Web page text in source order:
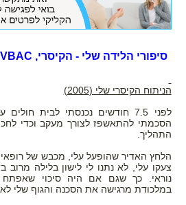
סיפורי הלידה שלי - הקיסרי, VBAC ראשון, VBAC שני
הניתוח הקיסרי שלי (2005)
לפני 7.5 חודשים נכנסתי לבית חולים עם
הסכמתי להתאשפז לצורך מעקב וכדי
התהליך.
הלחץ האדיר שהופעל עלי, מכבש של
צעקו עלי, לא נתנו לי לישון בלילה מרוב
נוראי. כך שגם אם היה סיכוי שאפתח
במלכודת מרגישה את הסכנה והגוף שלי
בלידה הקודמת
ועכשיו את
ברוכה
הגעת למקום
המדריך ללידה נרתיקית
בחינם!!!